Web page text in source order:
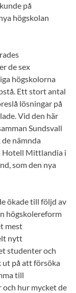
på
högskolan
de sex
högskolorna
Ett stort antal
lösningar på
Vid den här
Sundsvall
nämnda
Hotell Mittlandia i
som den nya
ökade till följd av
högskolereform
mest
nytt
studenter och
ut på att försöka
till
hur mycket de